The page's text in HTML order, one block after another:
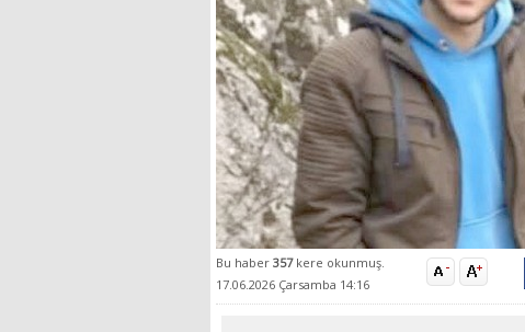
Bu haber 357 kere okunmuş.
17.06.2026 Çarsamba 14:16